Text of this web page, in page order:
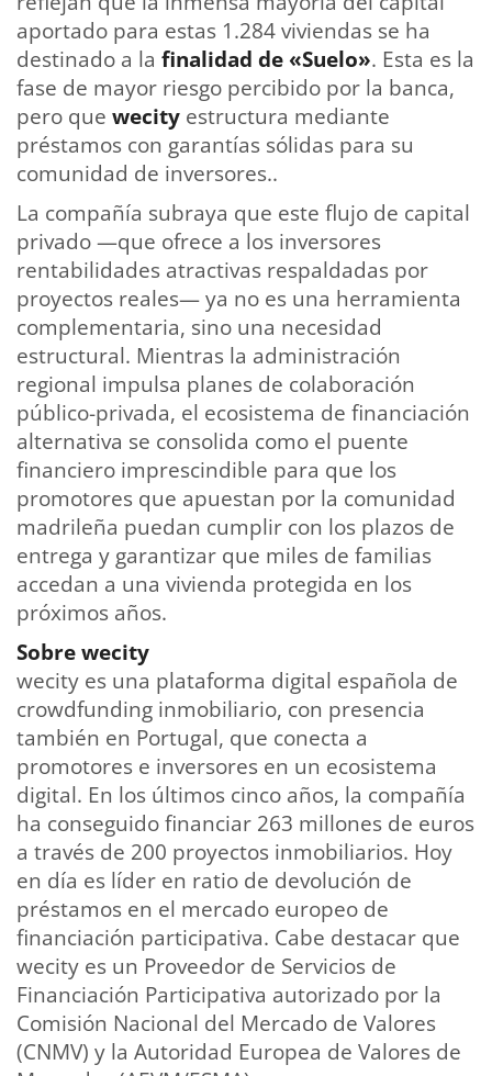
aportado para estas 1.284 viviendas se ha
destinado a la finalidad de «Suelo». Esta es la
fase de mayor riesgo percibido por la banca,
pero que wecity estructura mediante
préstamos con garantías sólidas para su
comunidad de inversores..
La compañía subraya que este flujo de capital
privado —que ofrece a los inversores
rentabilidades atractivas respaldadas por
proyectos reales— ya no es una herramienta
complementaria, sino una necesidad
estructural. Mientras la administración
regional impulsa planes de colaboración
público-privada, el ecosistema de financiación
alternativa se consolida como el puente
financiero imprescindible para que los
promotores que apuestan por la comunidad
madrileña puedan cumplir con los plazos de
entrega y garantizar que miles de familias
accedan a una vivienda protegida en los
próximos años.
Sobre wecity
wecity es una plataforma digital española de
crowdfunding inmobiliario, con presencia
también en Portugal, que conecta a
promotores e inversores en un ecosistema
digital. En los últimos cinco años, la compañía
ha conseguido financiar 263 millones de euros
a través de 200 proyectos inmobiliarios. Hoy
en día es líder en ratio de devolución de
préstamos en el mercado europeo de
financiación participativa. Cabe destacar que
wecity es un Proveedor de Servicios de
Financiación Participativa autorizado por la
Comisión Nacional del Mercado de Valores
(CNMV) y la Autoridad Europea de Valores de